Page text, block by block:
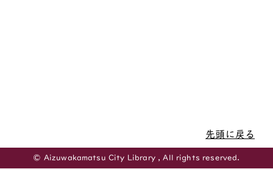
先頭に戻る
© Aizuwakamatsu City Library , All rights reserved.